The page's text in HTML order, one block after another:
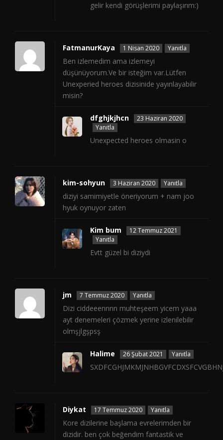
gelir kendi görüşlerimi paylaşırım:)
FatmanurKaya 1 Nisan 2020 Yanıtla
Ben izlemedim ama izlemeyi
düşünüyorum.Ve bir isteğim var.Lütfen
Unexperied heroes dizisinide yayınlayabilir
misin?
dfghjkjhcn
23 Haziran 2020
Yanıtla
Unexpected heroes olmasin o
kim-sohyun 3 Haziran 2020 Yanıtla
diziyi samimiyetle öneriyorum + nam joo
hyuk oynuyor zaten
Kim bum
12 Temmuz 2021
Yanıtla
Evtt güzel bi diziydi
jm 7 Temmuz 2020 Yanıtla
Dizi ciddeeennnn muhteşeem yicem yaaa
ayt denemeleri çözmek yerine izlenilebilir
olmşjlgşpsş
Halime 26 Şubat 2021 Yanıtla
Diykat 17 Temmuz 2020 Yanıtla
Kore dizilerine başlama evrelerimden bir
dizidir. ben çok beğendim fantastik ve